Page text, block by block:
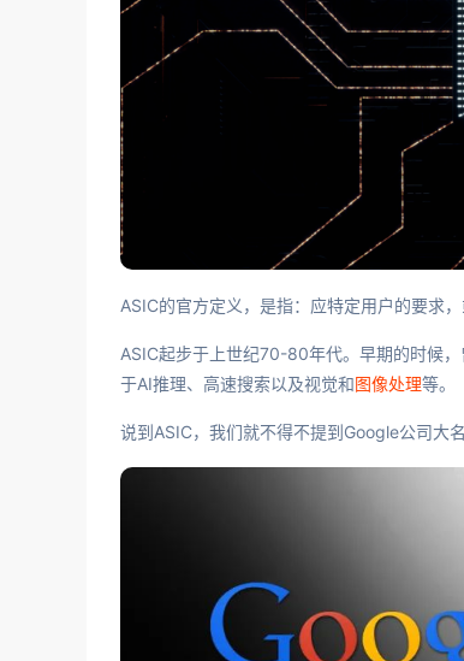
ASIC的官方定义，是指：应特定用户的要求
ASIC起步于上世纪70-80年代。早期的时候
于AI推理、高速搜索以及视觉和图像处理等。
说到ASIC，我们就不得不提到Google公司大名